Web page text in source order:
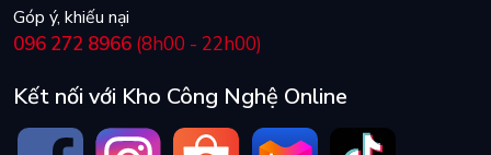
Góp ý, khiếu nại
096 272 8966 (8h00 - 22h00)
Kết nối với Kho Công Nghệ Online